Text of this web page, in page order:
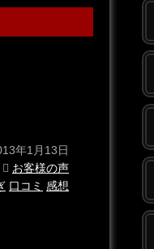
年1月13日
お客様の声
口コミ 感想